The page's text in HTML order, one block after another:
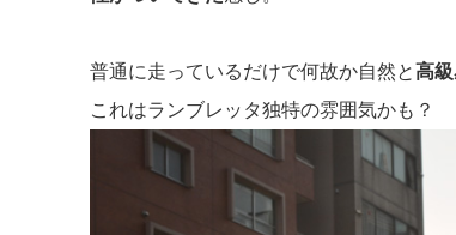
普通に走っているだけで何故か自然と高
これはランブレッタ独特の雰囲気かも？